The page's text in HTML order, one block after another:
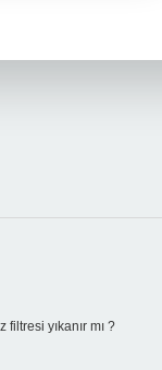
yıkanır mı ?